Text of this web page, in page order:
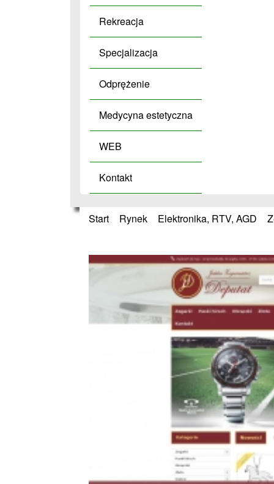
Rekreacja
Specjalizacja
Odprężenie
Medycyna estetyczna
WEB
Kontakt
Start Rynek Elektronika, RTV, AGD